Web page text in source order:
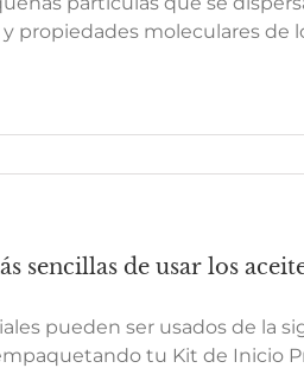
propiedades moleculares de
sencillas de usar los
pueden ser usados de la
tu Kit de Inicio